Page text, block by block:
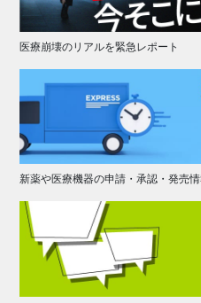
医療崩壊のリアルを緊急レポート
新薬や医療機器の申請・承認・発売情